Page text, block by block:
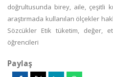
doğrultusunda birey, aile, çeşitli
araştırmada kullanılan ölçekler
Sözcükler Etik tüketim, değer,
öğrencileri
Paylaş